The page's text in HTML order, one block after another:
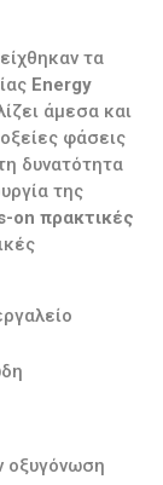
τα
Energy
άμεσα και
φάσεις
δυνατότητα
της
on πρακτικές
οξυγόνωση